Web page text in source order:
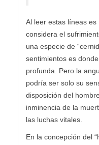
Al leer estas líneas
considera el
una especie de
sentimientos es
profunda. Pero la
podría ser solo su
disposición del
inminencia de la
las luchas vitales.
En la concepción del